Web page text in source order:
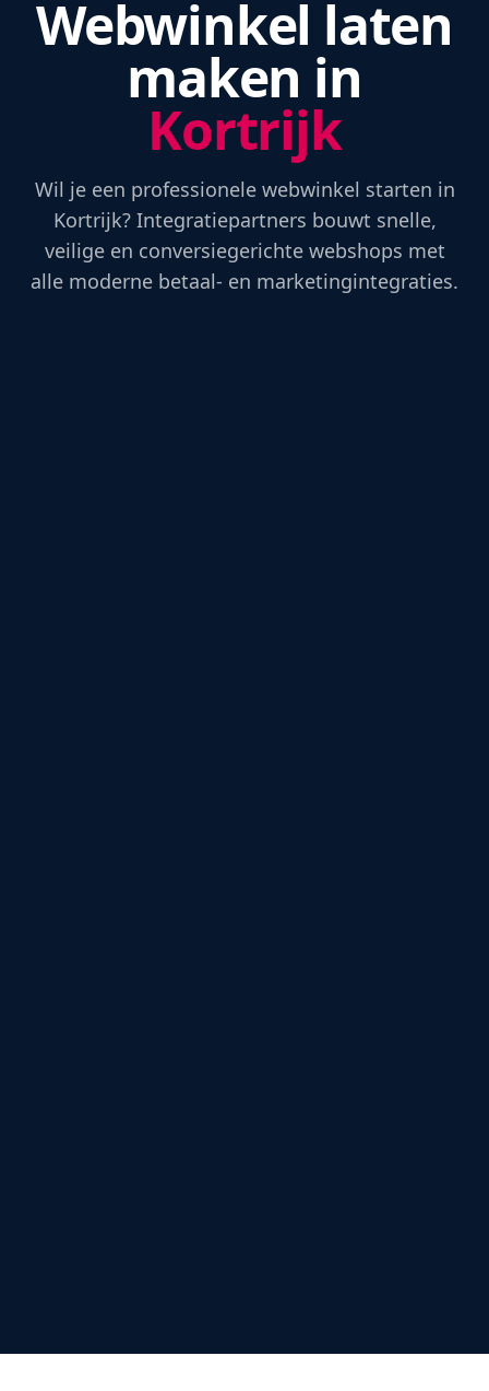
Webwinkel laten
maken in
Kortrijk
Wil je een professionele webwinkel starten in
Kortrijk? Integratiepartners bouwt snelle,
veilige en conversiegerichte webshops met
alle moderne betaal- en marketingintegraties.